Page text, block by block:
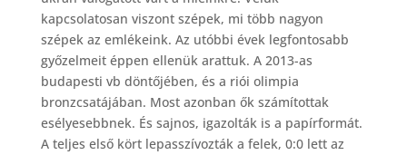
kapcsolatosan viszont szépek, mi több nagyon
szépek az emlékeink. Az utóbbi évek legfontosabb
győzelmeit éppen ellenük arattuk. A 2013-as
budapesti vb döntőjében, és a riói olimpia
bronzcsatájában. Most azonban ők számítottak
esélyesebbnek. És sajnos, igazolták is a papírformát.
A teljes első kört lepasszívozták a felek, 0:0 lett az